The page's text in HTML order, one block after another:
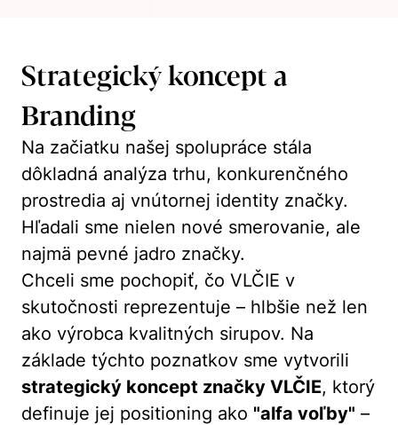
Strategický koncept a
Branding
Na začiatku našej spolupráce stála
dôkladná analýza trhu, konkurenčného
prostredia aj vnútornej identity značky.
Hľadali sme nielen nové smerovanie, ale
najmä pevné jadro značky.
Chceli sme pochopiť, čo VLČIE v
skutočnosti reprezentuje – hlbšie než len
ako výrobca kvalitných sirupov. Na
základe týchto poznatkov sme vytvorili
strategický koncept značky VLČIE, ktorý
definuje jej positioning ako "alfa voľby" –